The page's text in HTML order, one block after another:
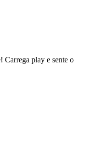
play e sente o